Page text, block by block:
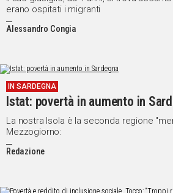
erano ospitati i migranti
Alessandro Congia
IN SARDEGNA
Istat: povertà in aumento in
La nostra Isola è la seconda regione
Mezzogiorno:
Redazione